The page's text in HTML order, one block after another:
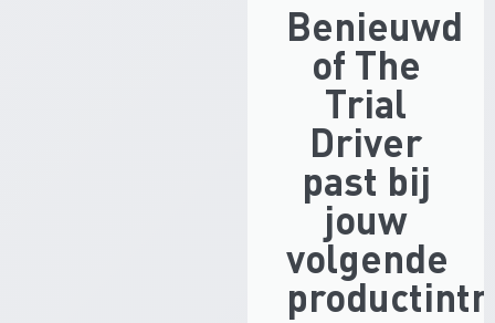
Benieuwd
of The
Trial
Driver
past bij
jouw
volgende